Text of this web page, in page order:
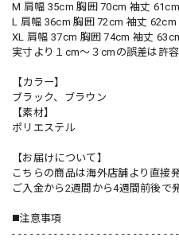
M 肩幅 35cm 胸囲 70cm 袖丈
L 肩幅 36cm 胸囲 72cm 袖丈
XL 肩幅 37cm 胸囲 74cm 袖丈
実寸より１cm〜３cmの誤差は許
【カラー】
ブラック、ブラウン
【素材】
ポリエステル
【お届けについて】
こちらの商品は海外店舗より直接
ご入金から2週間から4週間前後で
◼️注意事項
- - - - - - - - - - - - - - - - - - - - - - - - - - -